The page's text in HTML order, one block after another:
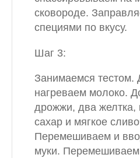
сковороде.
специями по вкусу.
Шаг 3:
Занимаемся тестом.
нагреваем молоко.
дрожжи, два желтка,
сахар и мягкое
Перемешиваем и
муки.